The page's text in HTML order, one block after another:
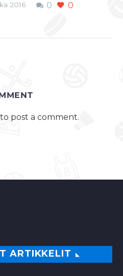
kaksi
0 0
2016
to post a comment.
ARTIKKELIT